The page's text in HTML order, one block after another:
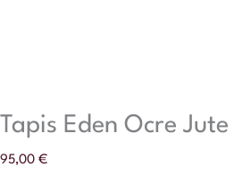
Tapis Eden Ocre Jute
95,00 €